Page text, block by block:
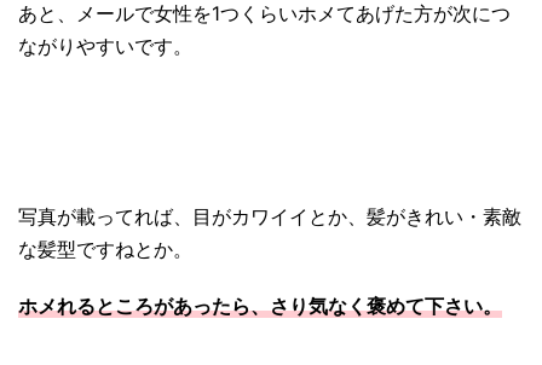
あと、メールで女性を1つくらいホメてあげた方が次につ
ながりやすいです。
写真が載ってれば、目がカワイイとか、髪がきれい・素敵
な髪型ですねとか。
ホメれるところがあったら、さり気なく褒めて下さい。